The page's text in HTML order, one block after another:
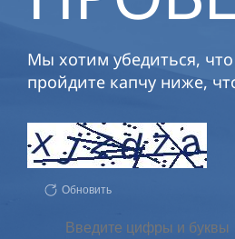
Мы хотим убедиться,
пройдите капчу ниже,
Обновить